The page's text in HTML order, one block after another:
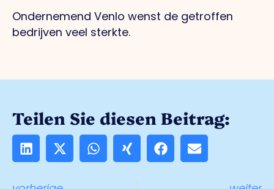
Ondernemend Venlo wenst de getroffen
bedrijven veel sterkte.
Teilen Sie diesen Beitrag: